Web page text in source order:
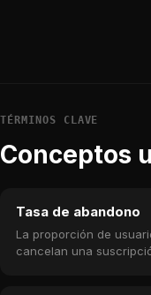
TÉRMINOS CLAVE
Conceptos
Tasa de abandono
La proporción de
cancelan una